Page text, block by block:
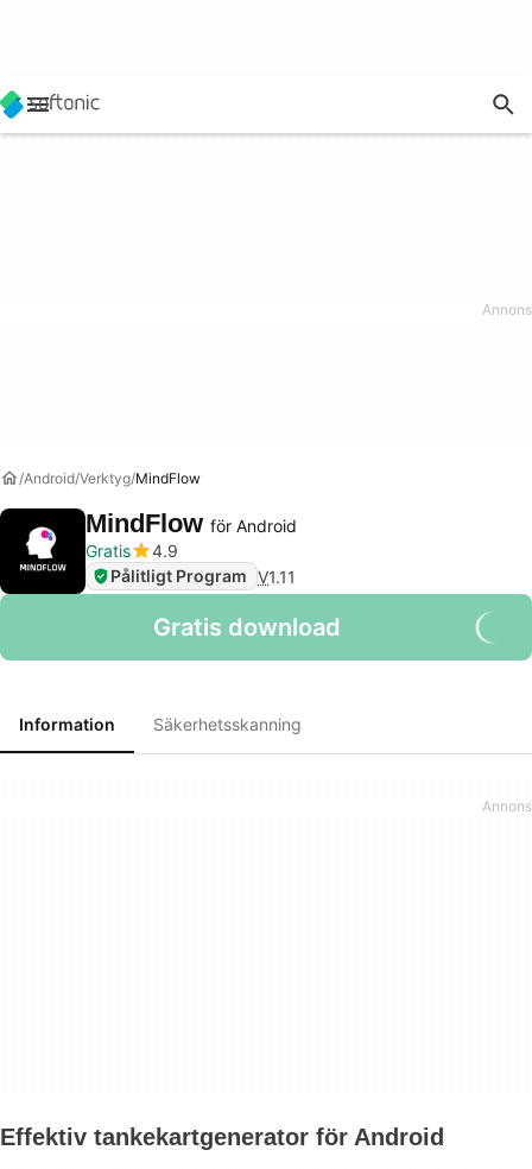
Android Verktyg MindFlow
MindFlow för Android
Gratis
4.9
Pålitligt Program V1.11
Gratis download
Information Säkerhetsskanning
Effektiv tankekartgenerator för Android